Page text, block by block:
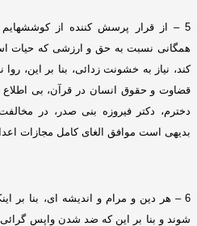
5 –
از قرار پرسش کننده از کوششهایم
همگانی نسبت به حق و ارزشی که حیات
کند، نیاز به خشونت زدائی، بنا بر این،
قضاوت و حقوق انسان در قرآن، بی اطلاع
دخترم، دکتر فیروزه بنی صدر، در
بدیهی است موافق الغای کامل مجازات
6 –
هر دین و مرام و اندیشه ای، بنا بر
شوند و بنا بر این که ضد شدن واپس